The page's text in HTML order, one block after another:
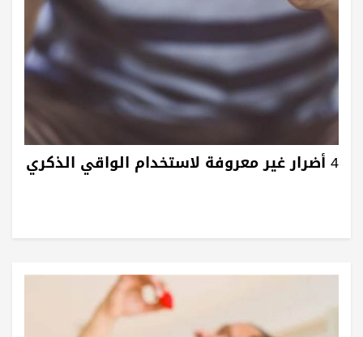
4 أضرار غير معروفة لاستخدام الواقي الذكري